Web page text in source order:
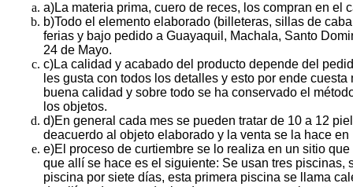
a)La materia prima, cuero de reces, los compran en el
b)Todo el elemento elaborado (billeteras, sillas de
ferias y bajo pedido a Guayaquil, Machala, Santo
24 de Mayo.
c)La calidad y acabado del producto depende del
les gusta con todos los detalles y esto por ende
buena calidad y sobre todo se ha conservado el
los objetos.
d)En general cada mes se pueden tratar de 10 a 12
deacuerdo al objeto elaborado y la venta se la hace
e)El proceso de curtiembre se lo realiza en un sitio
que allí se hace es el siguiente: Se usan tres piscinas,
piscina por siete días, esta primera piscina se llama